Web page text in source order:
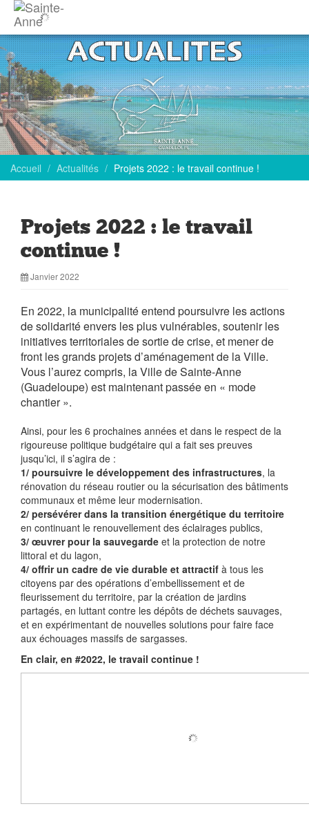
Accueil Actualités Projets 2022 : le travail continue !
Projets 2022 : le travail
continue !
Janvier 2022
En 2022, la municipalité entend poursuivre les actions
de solidarité envers les plus vulnérables, soutenir les
initiatives territoriales de sortie de crise, et mener de
front les grands projets d’aménagement de la Ville.
Vous l’aurez compris, la Ville de Sainte-Anne
(Guadeloupe) est maintenant passée en « mode
chantier ».
Ainsi, pour les 6 prochaines années et dans le respect de la
rigoureuse politique budgétaire qui a fait ses preuves
jusqu’ici, il s’agira de :
1/ poursuivre le développement des infrastructures, la
rénovation du réseau routier ou la sécurisation des bâtiments
communaux et même leur modernisation.
2/ persévérer dans la transition énergétique du territoire
en continuant le renouvellement des éclairages publics,
3/ œuvrer pour la sauvegarde et la protection de notre
littoral et du lagon,
4/ offrir un cadre de vie durable et attractif à tous les
citoyens par des opérations d’embellissement et de
fleurissement du territoire, par la création de jardins
partagés, en luttant contre les dépôts de déchets sauvages,
et en expérimentant de nouvelles solutions pour faire face
aux échouages massifs de sargasses.
En clair, en #2022, le travail continue !